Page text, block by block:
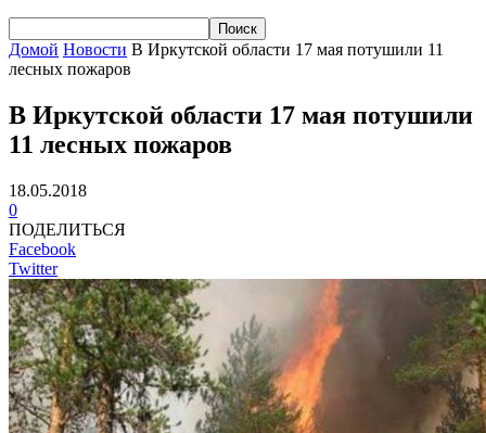
Домой Новости В Иркутской области 17 мая потушили 11
лесных пожаров
В Иркутской области 17 мая потушили
11 лесных пожаров
18.05.2018
0
ПОДЕЛИТЬСЯ
Facebook
Twitter